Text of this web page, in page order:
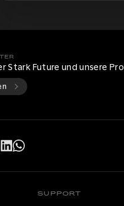
Stark Future und unsere
SUPPORT